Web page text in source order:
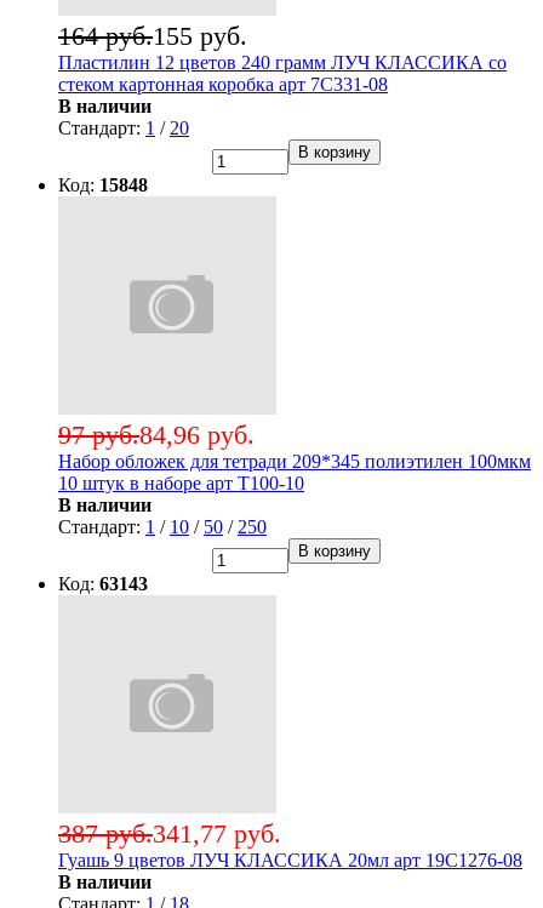
155 руб.
164 руб.
Пластилин 12 цветов 240 грамм ЛУЧ КЛАССИКА со
стеком картонная коробка арт 7С331-08
В наличии
Стандарт: 1 / 20
В корзину
Код: 15848
84,96 руб.
97 руб.
Набор обложек для тетради 209*345 полиэтилен 100мкм
10 штук в наборе арт Т100-10
В наличии
Стандарт: 1 / 10 / 50 / 250
В корзину
Код: 63143
341,77 руб.
387 руб.
Гуашь 9 цветов ЛУЧ КЛАССИКА 20мл арт 19С1276-08
В наличии